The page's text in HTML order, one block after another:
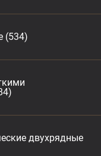
(534)
двухрядные